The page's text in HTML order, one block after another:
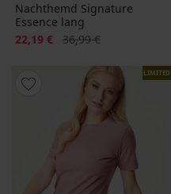
Nachthemd Signature
Essence lang
Korting
22,19 € Oorspronkelijke prijs
36,99 €
LIMITED